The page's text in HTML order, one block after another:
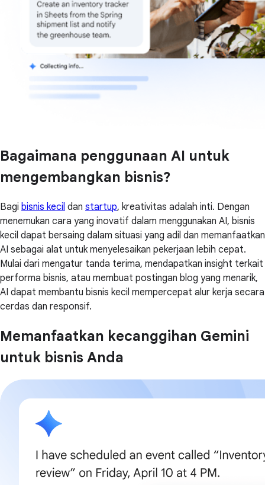
Bagaimana penggunaan AI untuk
mengembangkan bisnis?
Bagi bisnis kecil dan startup, kreativitas adalah inti. Dengan
menemukan cara yang inovatif dalam menggunakan AI, bisnis
kecil dapat bersaing dalam situasi yang adil dan memanfaatkan
AI sebagai alat untuk menyelesaikan pekerjaan lebih cepat.
Mulai dari mengatur tanda terima, mendapatkan insight terkait
performa bisnis, atau membuat postingan blog yang menarik,
AI dapat membantu bisnis kecil mempercepat alur kerja secara
cerdas dan responsif.
Memanfaatkan kecanggihan Gemini
untuk bisnis Anda